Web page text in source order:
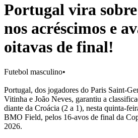
Portugal vira
nos acréscimos e
oitavas de final!
Futebol masculino•
Portugal, dos jogadores do Paris Saint-
Vitinha e João Neves, garantiu a
diante da Croácia (2 a 1), nesta quinta-
BMO Field, pelos 16-avos de final da
2026.